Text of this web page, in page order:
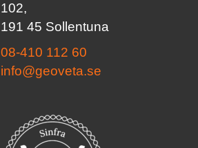
102,
191 45 Sollentuna
08-410 112 60
info@geoveta.se